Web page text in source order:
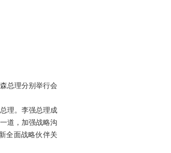
总理分别举行会
理。李强总理成
道，加强战略沟
全面战略伙伴关